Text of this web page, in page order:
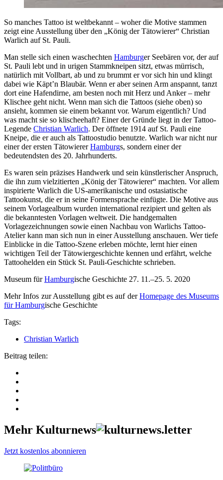
So manches Tattoo ist weltbekannt – woher die Motive stammen
zeigt eine Ausstellung über den „König der Tätowierer“ Christian
Warlich auf St. Pauli.
Man stelle sich einen waschechten Hamburger Seebären vor, der auf
St. Pauli lebt und in urigen Stammkneipen sitzt, etwas mürrisch,
natürlich mit Vollbart, ab und zu brummt er vor sich hin und klingt
dabei wie Käpt’n Blaubär. Wenn er aber seinen Arm anspannt, tanzt
dort eine Hafendirne, am besten noch mit Herz und Anker – mehr
Klischee geht nicht. Wenn man sich die Tattoos (siehe oben) so
ansieht, kommen sie einem bekannt vor. Warum eigentlich? Und
was macht sie so klischeehaft? Einer der Gründe liegt in der Tattoo-
Legende Christian Warlich. Der öffnete 1914 auf St. Pauli eine
Kneipe, die er auch als Tattoostudio benutzte. Warlich war nicht nur
einer der ersten TätowiererHamburgs, sondern einer der
bedeutendsten des 20. Jahrhunderts.
Es waren sein präzises Handwerk und sein künstlerischer Anspruch,
die ihn zum vielzitierten „König der Tätowierer“ machten. Vor allem
inspirierte Warlich die US-amerikanische und ostasiatische
Tattookunst, die er in seine Formensprache einfügte. Die Motive aus
seinem Vorlagealbum wurden international rezipiert und gelten als
die bekanntesten Vorlagen weltweit. Die handgemalten
Vorlagezeichnungen sowie einen Nachbau von Warlichs Tattoo-
Atelier kann man sich nun in einer Ausstellung anschauen. Wer tiefe
Einblicke in die Tattoo-Szene erleben möchte, lernt hier einen
wichtigen Teil der Tätowiergeschichte kennen und erfährt, welche
Tattoohelden ein Stück St. Pauli-Geschichte schrieben.
Museum fürHamburgische Geschichte 27. 11.–25. 5. 2020
Mehr Infos zur Ausstellung gibt es auf derHomepage des Museums
fürHamburgische Geschichte
Tags:
Christian Warlich
Beitrag teilen:
Mehr Kulturnews
Jetzt kostenlos abonnieren